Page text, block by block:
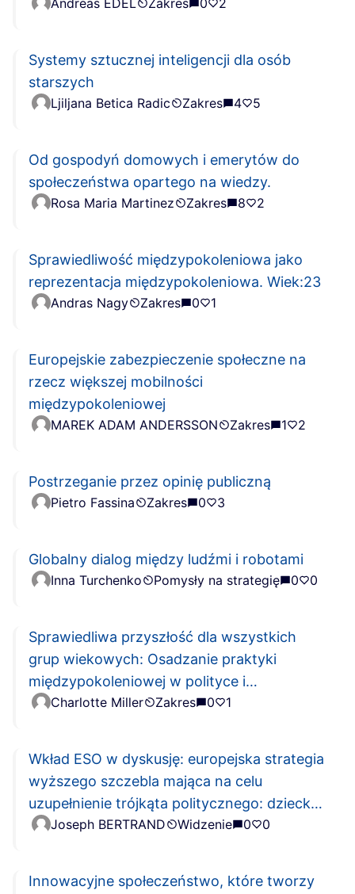
Andreas EDEL Zakres 0 2
Systemy sztucznej inteligencji dla osób
starszych
Ljiljana Betica Radic Zakres 4 5
Od gospodyń domowych i emerytów do
społeczeństwa opartego na wiedzy.
Rosa Maria Martinez Zakres 8 2
Sprawiedliwość międzypokoleniowa jako
reprezentacja międzypokoleniowa. Wiek:23
Andras Nagy Zakres 0 1
Europejskie zabezpieczenie społeczne na
rzecz większej mobilności
międzypokoleniowej
MAREK ADAM ANDERSSON Zakres 1 2
Postrzeganie przez opinię publiczną
Pietro Fassina Zakres 0 3
Globalny dialog między ludźmi i robotami
Inna Turchenko Pomysły na strategię 0 0
Sprawiedliwa przyszłość dla wszystkich
grup wiekowych: Osadzanie praktyki
międzypokoleniowej w polityce i
społeczności
Charlotte Miller Zakres 0 1
Wkład ESO w dyskusję: europejska strategia
wyższego szczebla mająca na celu
uzupełnienie trójkąta politycznego: dziecko /
młodzież / senior
Joseph BERTRAND Widzenie 0 0
Innowacyjne społeczeństwo, które tworzy